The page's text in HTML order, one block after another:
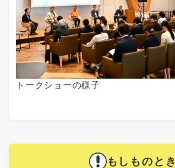
トークショーの様子
もしものとき